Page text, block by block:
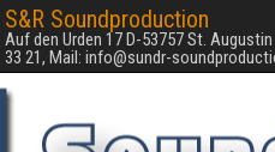
S&R Soundproduction
Auf den Urden 17 D-53757 St.
33 21, Mail: info@sundr-